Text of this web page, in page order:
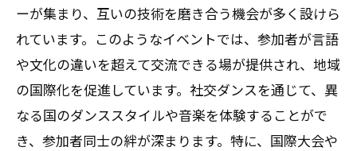
ーが集まり、互いの技術を磨き合う機会が多く設けら
れています。このようなイベントでは、参加者が言語
や文化の違いを超えて交流できる場が提供され、地域
の国際化を促進しています。社交ダンスを通じて、異
なる国のダンススタイルや音楽を体験することがで
き、参加者同士の絆が深まります。特に、国際大会や